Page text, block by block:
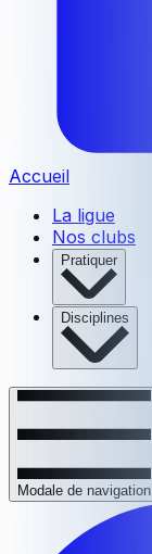
Accueil
La ligue
Nos clubs
Pratiquer
Disciplines
Modale de navigation